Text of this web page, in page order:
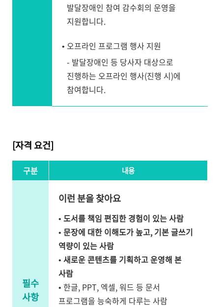
발달장애인 참여 감수회의 운영을
지원합니다.
• 오프라인 프로그램 행사 지원
- 발달장애인 등 당사자 대상으로
진행하는 오프라인 행사(진행 시)에
참여합니다.​
[자격 요건]
구분 내용
필수
사항
이런 분을 찾아요
• 도서를 책임 편집한 경험이 있는 사람
• 문장에 대한 이해도가 높고, 기본 글쓰기
역량이 있는 사람
• 새로운 콘텐츠를 기획하고 운영해 본
사람
• 한글, PPT, 엑셀, 워드 등 문서
프로그램을 능숙하게 다루는 사람